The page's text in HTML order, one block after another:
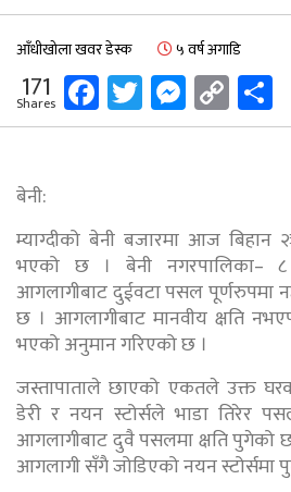
आँधीखोला खवर डेस्क ५ वर्ष अगाडि
171
Shares Facebook
TwitterCopy
Link
बेनी:
म्याग्दीको बेनी बजारमा आज
भएको छ । बेनी नगरपालिका– ८
आगलागीबाट दुईवटा पसल पूर्णरुपमा
छ । आगलागीबाट मानवीय क्षति
भएको अनुमान गरिएको छ ।
जस्तापाताले छाएको एकतले उक्त
डेरी र नयन स्टोर्सले भाडा तिरेर
आगलागीबाट दुवै पसलमा क्षति
आगलागी सँगै जोडिएको नयन स्टोर्समा